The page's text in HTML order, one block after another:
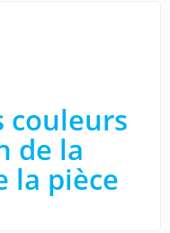
couleurs
de la
la pièce